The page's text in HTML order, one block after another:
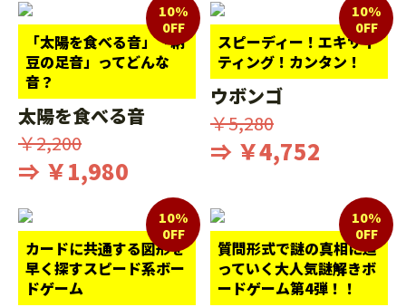
「太陽を食べる音」「納
豆の足音」ってどんな
音？
10%
0FF
太陽を食べる音
￥2,200
⇒ ￥1,980
スピーディー！エキサイ
ティング！カンタン！
10%
0FF
ウボンゴ
￥5,280
⇒ ￥4,752
カードに共通する図形を
早く探すスピード系ボー
ドゲーム
10%
0FF
質問形式で謎の真相に迫
っていく大人気謎解きボ
ードゲーム第4弾！！
10%
0FF